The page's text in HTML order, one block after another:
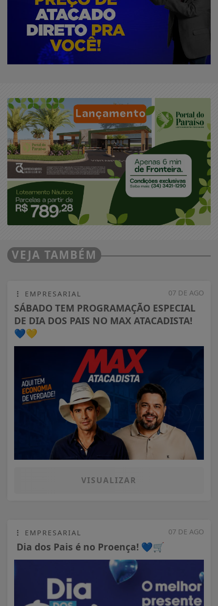
VEJA TAMBÉM
07 DE AGO
EMPRESARIAL
SÁBADO TEM PROGRAMAÇÃO ESPECIAL
DE DIA DOS PAIS NO MAX ATACADISTA!
💙💛
VISUALIZAR
07 DE AGO
EMPRESARIAL
Dia dos Pais é no Proença! 💙🛒